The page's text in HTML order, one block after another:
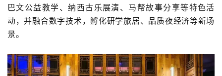
巴文公益教学、纳西古乐展演、马帮故事分享等特色活
动，并融合数字技术，孵化研学旅居、品质夜经济等新场
景。